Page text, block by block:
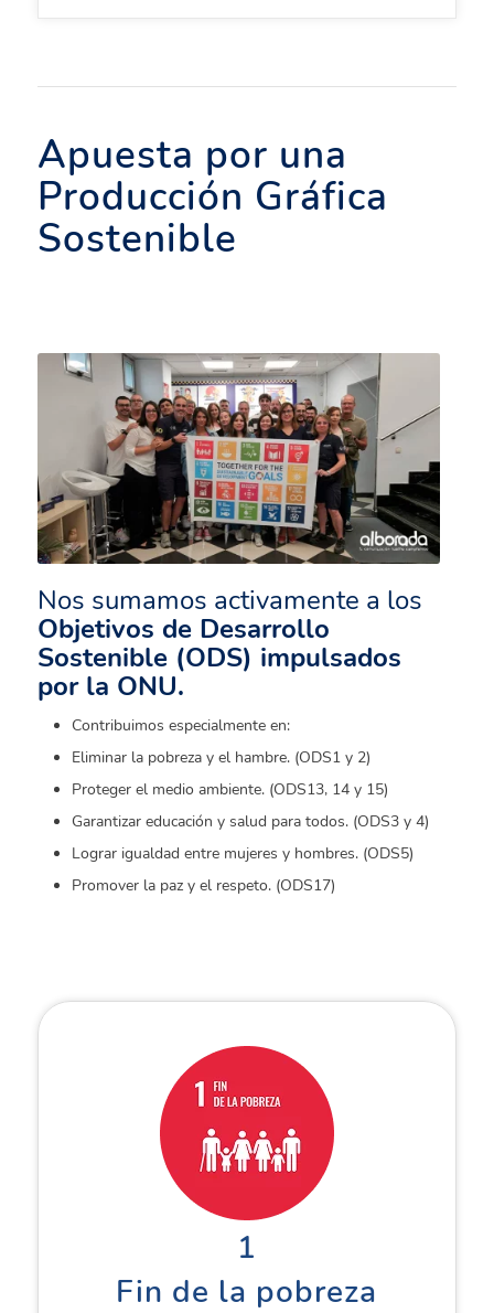
Apuesta por una
Producción Gráfica
Sostenible
Nos sumamos activamente a los
Objetivos de Desarrollo
Sostenible (ODS) impulsados
por la ONU.
Contribuimos especialmente en:
Eliminar la pobreza y el hambre. (ODS1 y 2)
Proteger el medio ambiente. (ODS13, 14 y 15)
Garantizar educación y salud para todos. (ODS3 y 4)
Lograr igualdad entre mujeres y hombres. (ODS5)
Promover la paz y el respeto. (ODS17)
1
Fin de la pobreza